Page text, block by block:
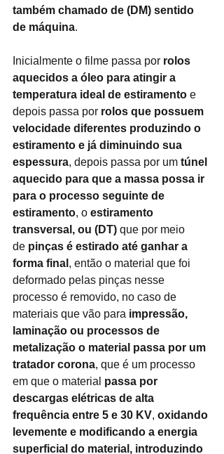
também chamado de (DM) sentido
de máquina.
Inicialmente o filme passa por rolos
aquecidos a óleo para atingir a
temperatura ideal de estiramento e
depois passa por rolos que possuem
velocidade diferentes produzindo o
estiramento e já diminuindo sua
espessura, depois passa por um túnel
aquecido para que a massa possa ir
para o processo seguinte de
estiramento, o estiramento
transversal, ou (DT) que por meio
de pinças é estirado até ganhar a
forma final , então o material que foi
deformado pelas pinças nesse
processo é removido, no caso de
materiais que vão para impressão,
laminação ou processos de
metalização o material passa por um
tratador corona, que é um processo
em que o material passa por
descargas elétricas de alta
frequência entre 5 e 30 KV, oxidando
levemente e modificando a energia
superficial do material, introduzindo